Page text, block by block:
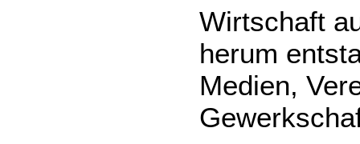
Wirtschaft
herum
Medien,